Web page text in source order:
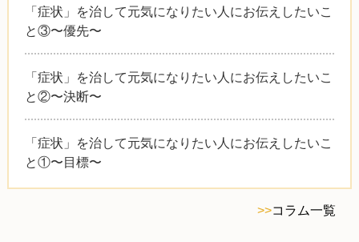
「症状」を治して元気になりたい人にお伝えしたいこ
と③〜優先〜
「症状」を治して元気になりたい人にお伝えしたいこ
と②〜決断〜
「症状」を治して元気になりたい人にお伝えしたいこ
と①〜目標〜
>>コラム一覧